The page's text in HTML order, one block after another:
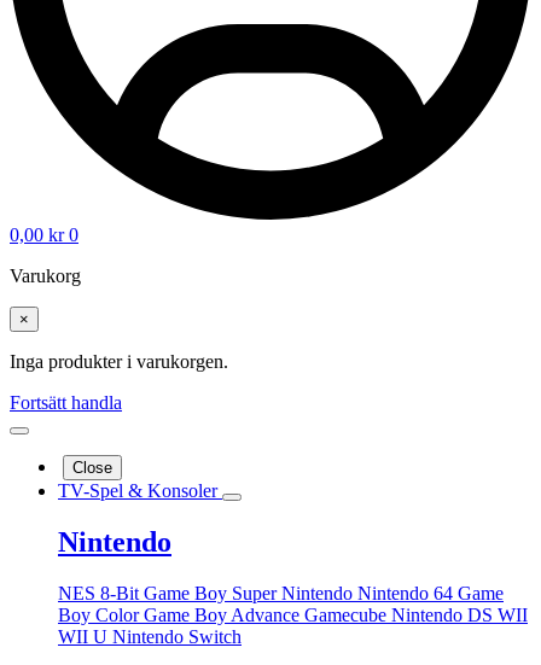
0,00 kr 0
Varukorg
×
Inga produkter i varukorgen.
Fortsätt handla
Close
TV-Spel & Konsoler
Nintendo
NES 8-Bit Game Boy Super Nintendo Nintendo 64 Game
Boy ColorGame Boy Advance Gamecube Nintendo DS WII
WII U Nintendo Switch